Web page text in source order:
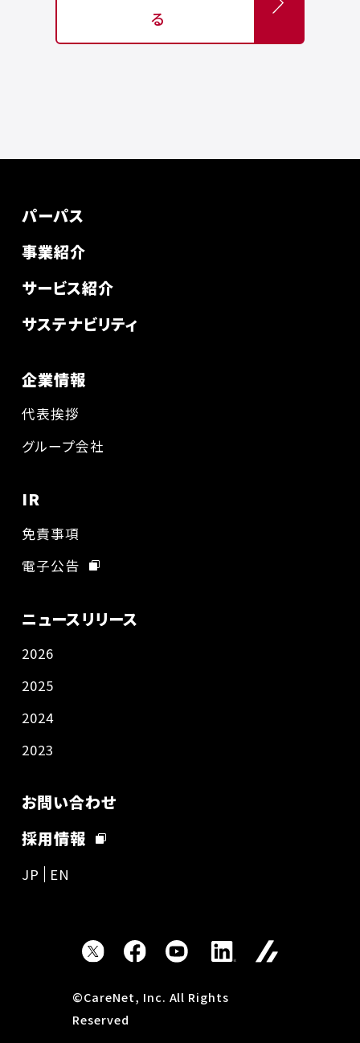
る
パーパス
事業紹介
サービス紹介
サステナビリティ
企業情報
代表挨拶
グループ会社
IR
免責事項
電子公告
ニュースリリース
2026
2025
2024
2023
お問い合わせ
採用情報
JP EN
©CareNet, Inc. All Rights
Reserved